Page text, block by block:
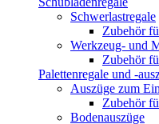
Schwerlastregale
Zubehör
Werkzeug- und
Zubehör
Palettenregale und -
Auszüge zum
Zubehör
Bodenauszüge